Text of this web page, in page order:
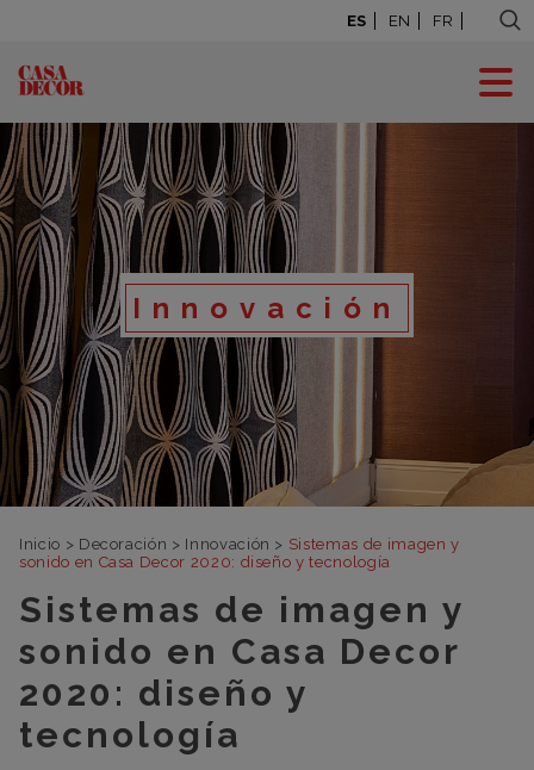
ES EN FR
Innovación
Inicio > Decoración > Innovación > Sistemas de imagen y
sonido en Casa Decor 2020: diseño y tecnología
Sistemas de imagen y
sonido en Casa Decor
2020: diseño y
tecnología